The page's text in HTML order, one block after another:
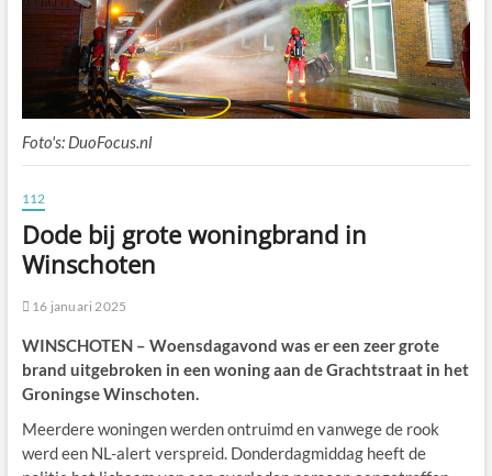
Foto's: DuoFocus.nl
112
Dode bij grote woningbrand in
Winschoten
16 januari 2025
WINSCHOTEN – Woensdagavond was er een zeer grote
brand uitgebroken in een woning aan de Grachtstraat in het
Groningse Winschoten.
Meerdere woningen werden ontruimd en vanwege de rook
werd een NL-alert verspreid. Donderdagmiddag heeft de